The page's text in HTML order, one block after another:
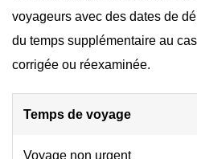
voyageurs avec des dates de
du temps supplémentaire au
corrigée ou réexaminée.
Temps de voyage
Voyage non urgent